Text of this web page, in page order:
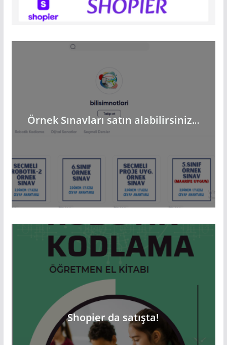
Örnek Sınavları satın alabilirsiniz...
Shopier da satışta!